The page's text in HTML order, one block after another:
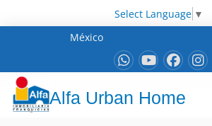
Select Language ▼
México
Alfa Urban Home